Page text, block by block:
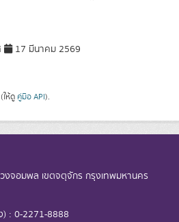
17 มีนาคม 2569
(ให้ดู คู่มือ API).
งจอมพล เขตจตุจักร กรุงเทพมหานคร
) : 0-2271-8888